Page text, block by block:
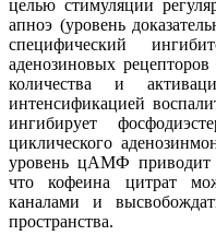
целью стимуляции
апноэ (уровень
специфический
аденозиновых
количества и
интенсификацией
ингибирует
циклического
уровень цАМФ
что кофеина цитрат
каналами и
пространства.